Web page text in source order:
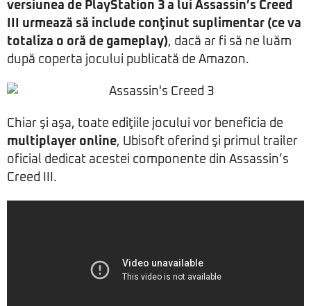
versiunea de PlayStation 3 a lui Assassin’s Creed
III urmează să include conţinut suplimentar (ce va
totaliza o oră de gameplay), dacă ar fi să ne luăm
după coperta jocului publicată de Amazon.
Chiar şi aşa, toate ediţiile jocului vor beneficia de
multiplayer online, Ubisoft oferind şi primul trailer
oficial dedicat acestei componente din Assassin’s
Creed III.